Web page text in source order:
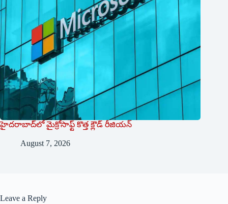
హైదరాబాద్‌లో మైక్రోసాఫ్ట్ ‌కొత్త క్లౌడ్‌ ‌రీజియన్‌
August 7, 2026
Leave a Reply